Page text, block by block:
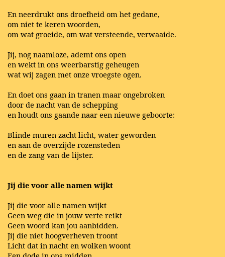
En neerdrukt ons droefheid om het gedane,
om niet te keren woorden,
om wat groeide, om wat versteende, verwaaide.
Jij, nog naamloze, ademt ons open
en wekt in ons weerbarstig geheugen
wat wij zagen met onze vroegste ogen.
En doet ons gaan in tranen maar ongebroken
door de nacht van de schepping
en houdt ons gaande naar een nieuwe geboorte:
Blinde muren zacht licht, water geworden
en aan de overzijde rozensteden
en de zang van de lijster.
Jij die voor alle namen wijkt
Jij die voor alle namen wijkt
Geen weg die in jouw verte reikt
Geen woord kan jou aanbidden.
Jij die niet hoogverheven troont
Licht dat in nacht en wolken woont